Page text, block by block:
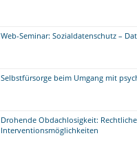
Web-Seminar: Sozialdatenschutz –
Selbstfürsorge beim Umgang mit
Drohende Obdachlosigkeit:
Interventionsmöglichkeiten